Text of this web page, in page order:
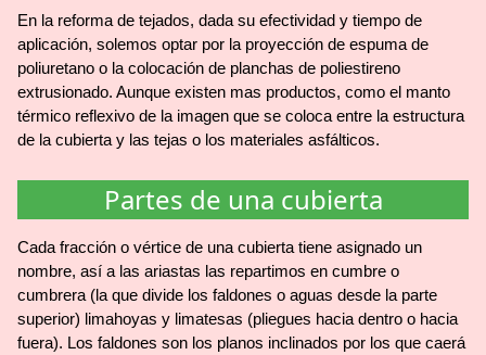
En la reforma de tejados, dada su efectividad y tiempo de
aplicación, solemos optar por la proyección de espuma de
poliuretano o la colocación de planchas de poliestireno
extrusionado. Aunque existen mas productos, como el manto
térmico reflexivo de la imagen que se coloca entre la estructura
de la cubierta y las tejas o los materiales asfálticos.
Partes de una cubierta
Cada fracción o vértice de una cubierta tiene asignado un
nombre, así a las ariastas las repartimos en cumbre o
cumbrera (la que divide los faldones o aguas desde la parte
superior) limahoyas y limatesas (pliegues hacia dentro o hacia
fuera). Los faldones son los planos inclinados por los que caerá